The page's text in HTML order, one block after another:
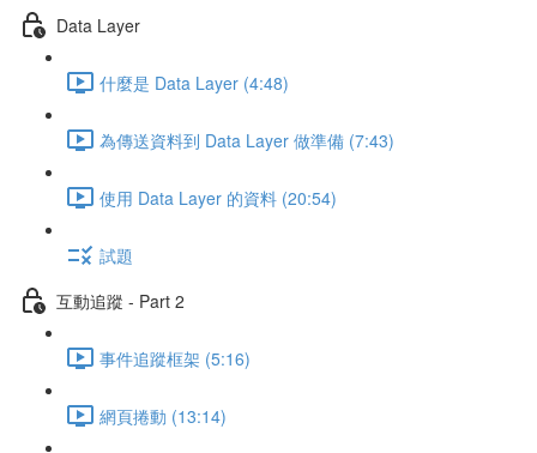
Data Layer
什麼是 Data Layer (4:48)
為傳送資料到 Data Layer 做準備 (7:43)
使用 Data Layer 的資料 (20:54)
試題
互動追蹤 - Part 2
事件追蹤框架 (5:16)
網頁捲動 (13:14)